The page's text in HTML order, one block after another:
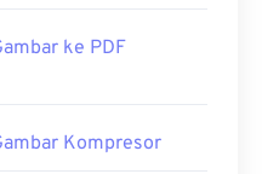
ke PDF
Kompresor